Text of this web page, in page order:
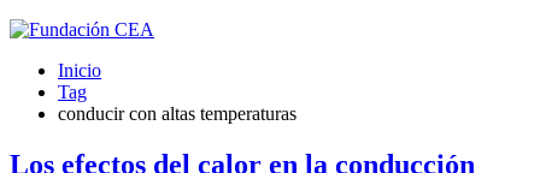
Inicio
Tag
conducir con altas temperaturas
Los efectos del calor en la conducción